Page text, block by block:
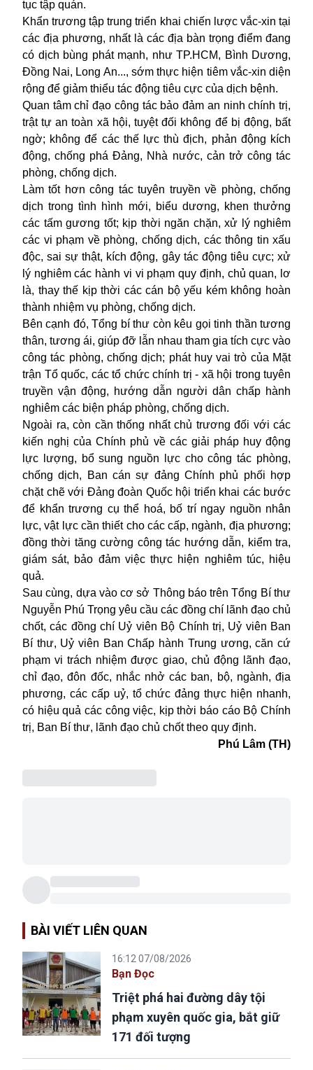
tục tập quán.
Khẩn trương tập trung triển khai chiến lược vắc-xin tại
các địa phương, nhất là các địa bàn trọng điểm đang
có dịch bùng phát mạnh, như TP.HCM, Bình Dương,
Đồng Nai, Long An..., sớm thực hiện tiêm vắc-xin diện
rộng để giảm thiểu tác động tiêu cực của dịch bệnh.
Quan tâm chỉ đạo công tác bảo đảm an ninh chính trị,
trật tự an toàn xã hội, tuyệt đối không để bị động, bất
ngờ; không để các thế lực thù địch, phản động kích
động, chống phá Đảng, Nhà nước, cản trở công tác
phòng, chống dịch.
Làm tốt hơn công tác tuyên truyền về phòng, chống
dịch trong tình hình mới, biểu dương, khen thưởng
các tấm gương tốt; kịp thời ngăn chặn, xử lý nghiêm
các vi phạm về phòng, chống dịch, các thông tin xấu
độc, sai sự thật, kích động, gây tác động tiêu cực; xử
lý nghiêm các hành vi vi phạm quy định, chủ quan, lơ
là, thay thế kịp thời các cán bộ yếu kém không hoàn
thành nhiệm vụ phòng, chống dịch.
Bên cạnh đó, Tổng bí thư còn kêu gọi tinh thần tương
thân, tương ái, giúp đỡ lẫn nhau tham gia tích cực vào
công tác phòng, chống dịch; phát huy vai trò của Mặt
trận Tổ quốc, các tổ chức chính trị - xã hội trong tuyên
truyền vận động, hướng dẫn người dân chấp hành
nghiêm các biện pháp phòng, chống dịch.
Ngoài ra, còn cần thống nhất chủ trương đối với các
kiến nghị của Chính phủ về các giải pháp huy động
lực lượng, bổ sung nguồn lực cho công tác phòng,
chống dịch, Ban cán sự đảng Chính phủ phối hợp
chặt chẽ với Đảng đoàn Quốc hội triển khai các bước
để khẩn trương cụ thể hoá, bố trí ngay nguồn nhân
lực, vật lực cần thiết cho các cấp, ngành, địa phương;
đồng thời tăng cường công tác hướng dẫn, kiểm tra,
giám sát, bảo đảm việc thực hiện nghiêm túc, hiệu
quả.
Sau cùng, dựa vào cơ sở Thông báo trên Tổng Bí thư
Nguyễn Phú Trọng yêu cầu các đồng chí lãnh đạo chủ
chốt, các đồng chí Uỷ viên Bộ Chính trị, Uỷ viên Ban
Bí thư, Uỷ viên Ban Chấp hành Trung ương, căn cứ
phạm vi trách nhiệm được giao, chủ động lãnh đạo,
chỉ đạo, đôn đốc, nhắc nhở các ban, bộ, ngành, địa
phương, các cấp uỷ, tổ chức đảng thực hiện nhanh,
có hiệu quả các công việc, kịp thời báo cáo Bộ Chính
trị, Ban Bí thư, lãnh đạo chủ chốt theo quy định.
Phú Lâm (TH)
BÀI VIẾT LIÊN QUAN
16:12 07/08/2026
Bạn Đọc
Triệt phá hai đường dây tội
phạm xuyên quốc gia, bắt giữ
171 đối tượng